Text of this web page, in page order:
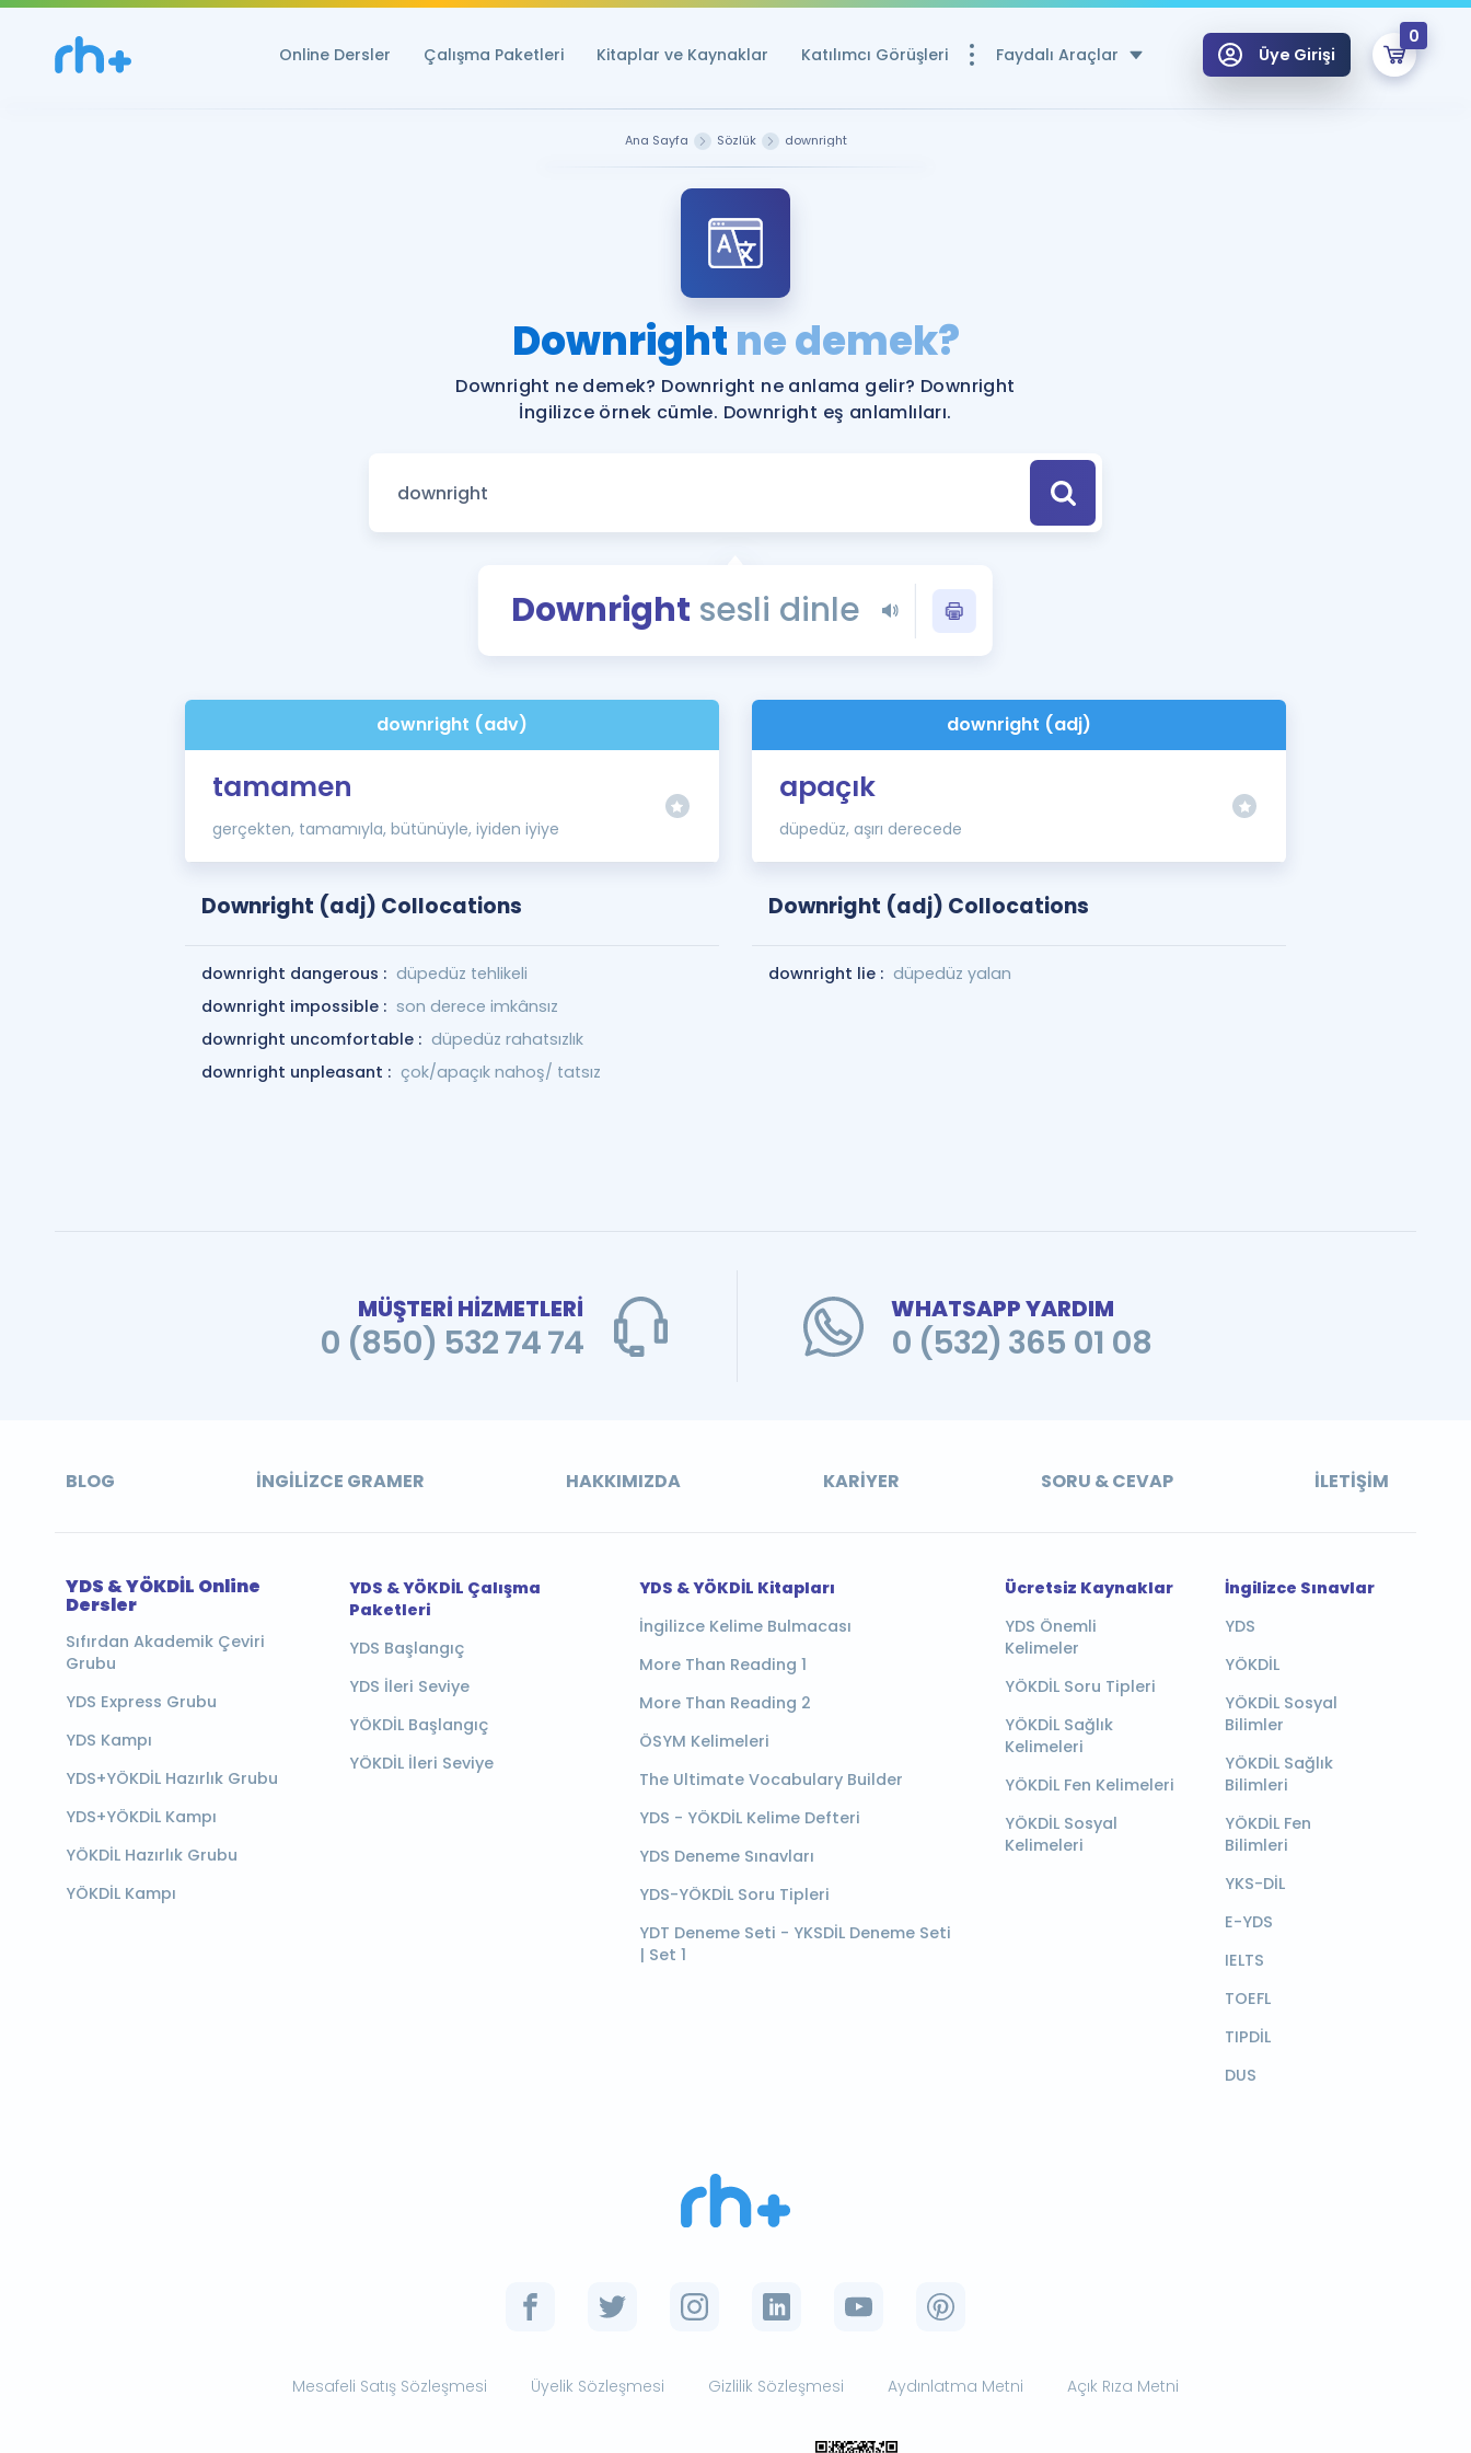
Online Dersler Çalışma Paketleri Kitaplar ve Kaynaklar Katılımcı Görüşleri Faydalı Araçlar
YDS ve YÖKDİL Puan Hesaplama Aracı
YDS ve YÖKDİL'e Hazırlananlar için Öneriler
Tüm ÖSYM Sınavları Tek Takvimde
YDS - YÖKDİL Tüm Sınavlarla İlgili Haberler
İngilizce Gramer
Üye Girişi
0
Remzi Hoca ile seni sınava hazırlayacak onlarca eğitim seni bekliyor!
Ana Sayfa Sözlük downright
Downrightne demek?
Downright ne demek? Downright ne anlama gelir? Downright
İngilizce örnek cümle. Downright eş anlamlıları.
Downright sesli dinle
downright (adv)
tamamen
gerçekten, tamamıyla, bütünüyle, iyiden iyiye
Downright (adj) Collocations
downright dangerous : düpedüz tehlikeli
downright impossible : son derece imkânsız
downright uncomfortable : düpedüz rahatsızlık
downright unpleasant : çok/apaçık nahoş/ tatsız
downright (adj)
apaçık
düpedüz, aşırı derecede
Downright (adj) Collocations
downright lie : düpedüz yalan
MÜŞTERİ HİZMETLERİ
0 (850) 532 74 74
WHATSAPP YARDIM
0 (532) 365 01 08
BLOG İNGILIZCE GRAMER HAKKIMIZDA KARIYER SORU & CEVAP İLETIŞIM
YDS & YÖKDİL Online
Dersler
Sıfırdan Akademik Çeviri
Grubu
YDS Express Grubu
YDS Kampı
YDS+YÖKDİL Hazırlık Grubu
YDS+YÖKDİL Kampı
YÖKDİL Hazırlık Grubu
YÖKDİL Kampı
YDS & YÖKDİL Çalışma
Paketleri
YDS Başlangıç
YDS İleri Seviye
YÖKDİL Başlangıç
YÖKDİL İleri Seviye
YDS & YÖKDİL Kitapları
İngilizce Kelime Bulmacası
More Than Reading 1
More Than Reading 2
ÖSYM Kelimeleri
The Ultimate Vocabulary Builder
YDS - YÖKDİL Kelime Defteri
YDS Deneme Sınavları
YDS-YÖKDİL Soru Tipleri
YDT Deneme Seti - YKSDİL Deneme Seti
| Set 1
Ücretsiz Kaynaklar
YDS Önemli
Kelimeler
YÖKDİL Soru Tipleri
YÖKDİL Sağlık
Kelimeleri
YÖKDİL Fen Kelimeleri
YÖKDİL Sosyal
Kelimeleri
İngilizce Sınavlar
YDS
YÖKDİL
YÖKDİL Sosyal
Bilimler
YÖKDİL Sağlık
Bilimleri
YÖKDİL Fen
Bilimleri
YKS-DİL
E-YDS
IELTS
TOEFL
TIPDİL
DUS
Mesafeli Satış Sözleşmesi Üyelik Sözleşmesi Gizlilik Sözleşmesi Aydınlatma Metni Açık Rıza Metni